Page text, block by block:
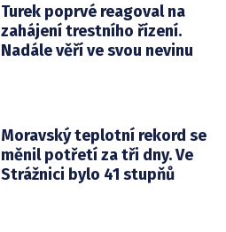
Turek poprvé reagoval na
zahájení trestního řízení.
Nadále věří ve svou nevinu
Moravský teplotní rekord se
měnil potřetí za tři dny. Ve
Strážnici bylo 41 stupňů